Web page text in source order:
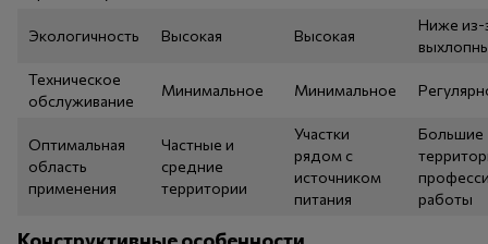
Экологичность Высокая Высокая
Ниже из-
Техническое
обслуживание
Минимальное Минимальное
Оптимальная
область
применения
Частные и
средние
территории
Участки
рядом с
источником
питания
Большие
работы
Конструктивные особенности